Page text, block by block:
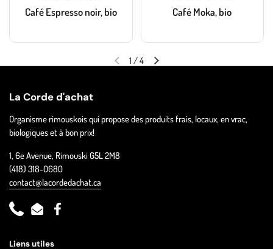
Café Espresso noir, bio
Café Moka, bio
1 /4
La Corde d'achat
Organisme rimouskois qui propose des produits frais, locaux, en vrac,
biologiques et à bon prix!
1, 6e Avenue, Rimouski G5L 2M8
(418) 318-0680
contact@lacordedachat.ca
PhoneEmailFacebook
Liens utiles